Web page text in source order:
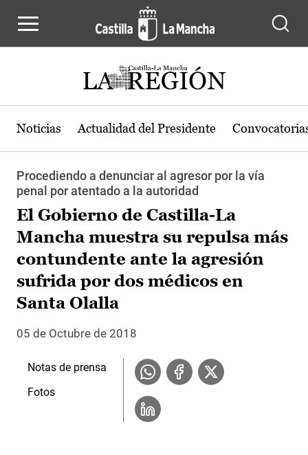
Noticias Actualidad del Presidente
Procediendo a denunciar al agresor por la vía
penal por atentado a la autoridad
El Gobierno de Castilla-La
Mancha muestra su repulsa más
contundente ante la agresión
sufrida por dos médicos en
Santa Olalla
05 de Octubre de 2018
Notas de prensa
Fotos